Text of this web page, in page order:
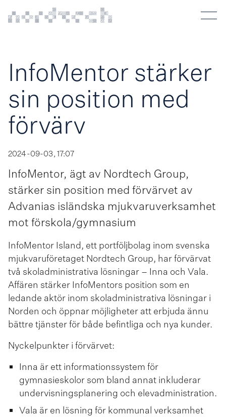
InfoMentor stärker
sin position med
förvärv
2024-09-03, 17:07
InfoMentor, ägt av Nordtech Group,
stärker sin position med förvärvet av
Advanias isländska mjukvaru­verksamhet
mot förskola/gymnasium
InfoMentor Island, ett portföljbolag inom svenska
mjukvaru­företaget Nordtech Group, har förvärvat
två skoladministrativa lösningar – Inna och Vala.
Affären stärker InfoMentors position som en
ledande aktör inom skoladministrativa lösningar i
Norden och öppnar möjligheter att erbjuda ännu
bättre tjänster för både befintliga och nya kunder.
Nyckelpunkter i förvärvet:
Inna är ett informationssystem för
gymnasieskolor som bland annat inkluderar
undervisningsplanering och elevadministration.
Vala är en lösning för kommunal verksamhet